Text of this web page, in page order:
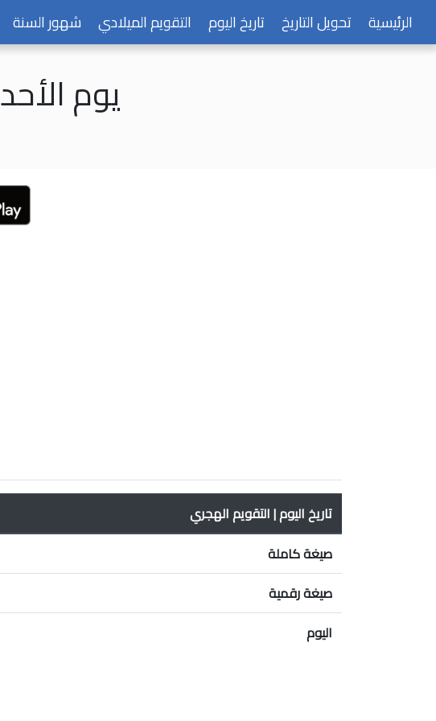
الرئيسية تحويل التاريخ تاريخ اليوم التقويم الميلادي شهور السنة
يوم الأحد 8 جمادى الآخرة 1441 هـ
تاريخ اليوم | التقويم الهجري
صيغة كاملة
صيغة رقمية
اليوم